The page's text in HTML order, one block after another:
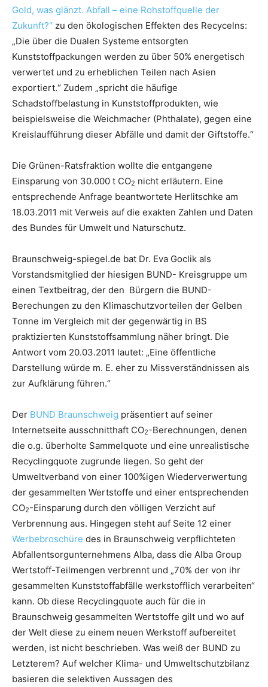
Gold, was glänzt. Abfall – eine Rohstoffquelle der
Zukunft?“ zu den ökologischen Effekten des Recycelns:
„Die über die Dualen Systeme entsorgten
Kunststoffpackungen werden zu über 50% energetisch
verwertet und zu erheblichen Teilen nach Asien
exportiert.“ Zudem „spricht die häufige
Schadstoffbelastung in Kunststoffprodukten, wie
beispielsweise die Weichmacher (Phthalate), gegen eine
Kreislaufführung dieser Abfälle und damit der Giftstoffe.“
Die Grünen-Ratsfraktion wollte die entgangene
Einsparung von 30.000 t CO2 nicht erläutern. Eine
entsprechende Anfrage beantwortete Herlitschke am
18.03.2011 mit Verweis auf die exakten Zahlen und Daten
des Bundes für Umwelt und Naturschutz.
Braunschweig-spiegel.de bat Dr. Eva Goclik als
Vorstandsmitglied der hiesigen BUND- Kreisgruppe um
einen Textbeitrag, der den Bürgern die BUND-
Berechungen zu den Klimaschutzvorteilen der Gelben
Tonne im Vergleich mit der gegenwärtig in BS
praktizierten Kunststoffsammlung näher bringt. Die
Antwort vom 20.03.2011 lautet: „Eine öffentliche
Darstellung würde m. E. eher zu Missverständnissen als
zur Aufklärung führen.“
Der BUND Braunschweig präsentiert auf seiner
Internetseite ausschnitthaft CO2-Berechnungen, denen
die o.g. überholte Sammelquote und eine unrealistische
Recyclingquote zugrunde liegen. So geht der
Umweltverband von einer 100%igen Wiederverwertung
der gesammelten Wertstoffe und einer entsprechenden
CO2-Einsparung durch den völligen Verzicht auf
Verbrennung aus. Hingegen steht auf Seite 12 einer
Werbebroschüre des in Braunschweig verpflichteten
Abfallentsorgunternehmens Alba, dass die Alba Group
Wertstoff-Teilmengen verbrennt und „70% der von ihr
gesammelten Kunststoffabfälle werkstofflich verarbeiten“
kann. Ob diese Recyclingquote auch für die in
Braunschweig gesammelten Wertstoffe gilt und wo auf
der Welt diese zu einem neuen Werkstoff aufbereitet
werden, ist nicht beschrieben. Was weiß der BUND zu
Letzterem? Auf welcher Klima- und Umweltschutzbilanz
basieren die selektiven Aussagen des